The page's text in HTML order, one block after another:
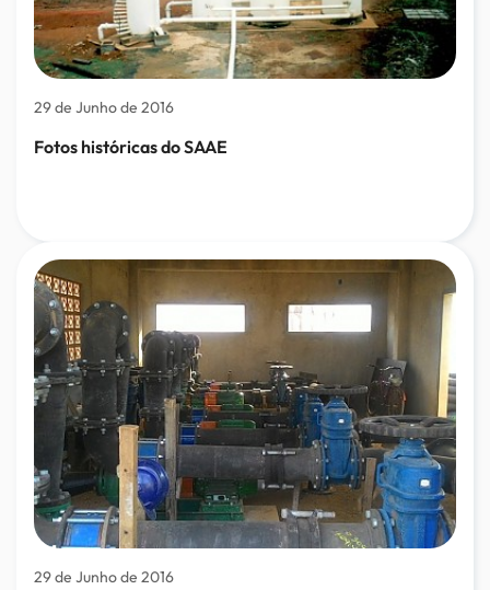
29 de Junho de 2016
Fotos históricas do SAAE
29 de Junho de 2016